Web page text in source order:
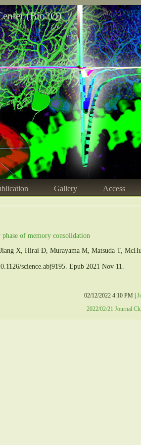
(Bio2Q)
Gallery Access
of memory consolidation
X, Hirai D, Murayama M, Matsuda T,
science.abj9195. Epub 2021 Nov 11.
02/12/2022 4:10 PM |
2022/02/21 Journal